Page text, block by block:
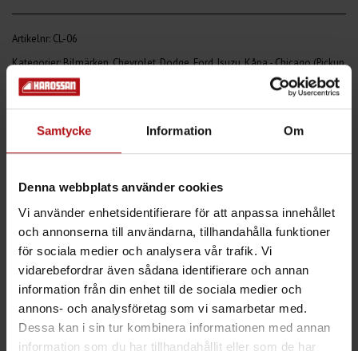
Samtycke Information Om
Denna webbplats använder cookies
Vi använder enhetsidentifierare för att anpassa innehållet
och annonserna till användarna, tillhandahålla funktioner
för sociala medier och analysera vår trafik. Vi
vidarebefordrar även sådana identifierare och annan
information från din enhet till de sociala medier och
annons- och analysföretag som vi samarbetar med.
Dessa kan i sin tur kombinera informationen med annan
information som du har tillhandahållit eller som de har
Artikelnr: CL-06
Kategorier:Bilmärken,Chevrolet,Dodge,Ford,Isuzu,Kåpa - Chicago (Pickup
/ Flak),Kåpor,Mitsubishi
RECENSIONER (0)
Specifikation/Standardutförande:
Stomme av anodiserade aluminiumprofiler
Luckor, framstam och tak är tillverkat i återvinningsbar
glasfibersandwichpanel
Luckorna är överhängda med heltäta gångjärn